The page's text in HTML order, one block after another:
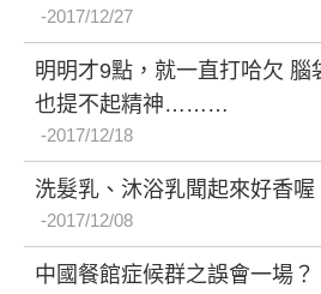
2017/12/27
明明才9點，就一直打哈欠 腦
也提不起精神………
2017/12/18
洗髮乳、沐浴乳聞起來好香喔
2017/12/08
中國餐館症候群之誤會一場？